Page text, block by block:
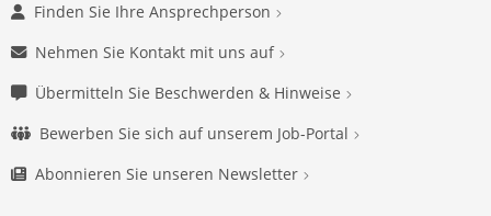
Finden Sie Ihre Ansprechperson
Nehmen Sie Kontakt mit uns auf
Übermitteln Sie Beschwerden & Hinweise
Bewerben Sie sich auf unserem Job-Portal
Abonnieren Sie unseren Newsletter